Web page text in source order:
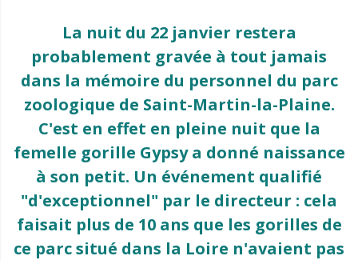
La nuit du 22 janvier restera
probablement gravée à tout jamais
dans la mémoire du personnel du parc
zoologique de Saint-Martin-la-Plaine.
C'est en effet en pleine nuit que la
femelle gorille Gypsy a donné naissance
à son petit. Un événement qualifié
"d'exceptionnel" par le directeur : cela
faisait plus de 10 ans que les gorilles de
ce parc situé dans la Loire n'avaient pas